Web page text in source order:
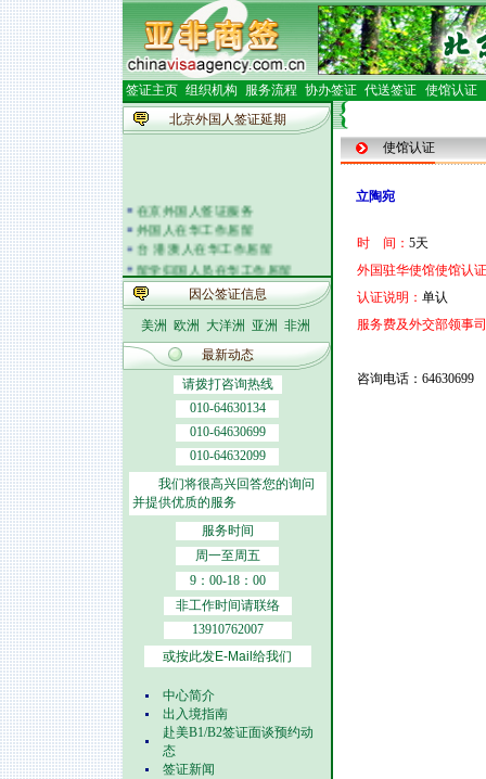
签证主页 组织机构 服务流程 协办签证 代送签证 使馆认证
北京外国人签证延期
在京外国人签证服务
外国人在华工作居留
台 港 澳人在华工作居留
留学归国人员在华工作居留
外籍人员体检
外国人在华开车
签证邀请函电
外商投资企业
外国(地区)企业常驻代表机构
北京市居民出境证件
因公签证信息
美洲 欧洲 大洋洲 亚洲 非洲
最新动态
请拨打咨询热线
010-64630134
010-64630699
010-64632099
我们将很高兴回答您的询问
并提供优质的服务
服务时间
周一至周五
9：00-18：00
非工作时间请联络
13910762007
或按此发E-Mail给我们
中心简介
出入境指南
赴美B1/B2签证面谈预约动
态
签证新闻
使馆认证
立陶宛
时 间： 5天
外国驻华使馆使馆认
认证说明： 单认
服务费及外交部领事
咨询电话：64630699